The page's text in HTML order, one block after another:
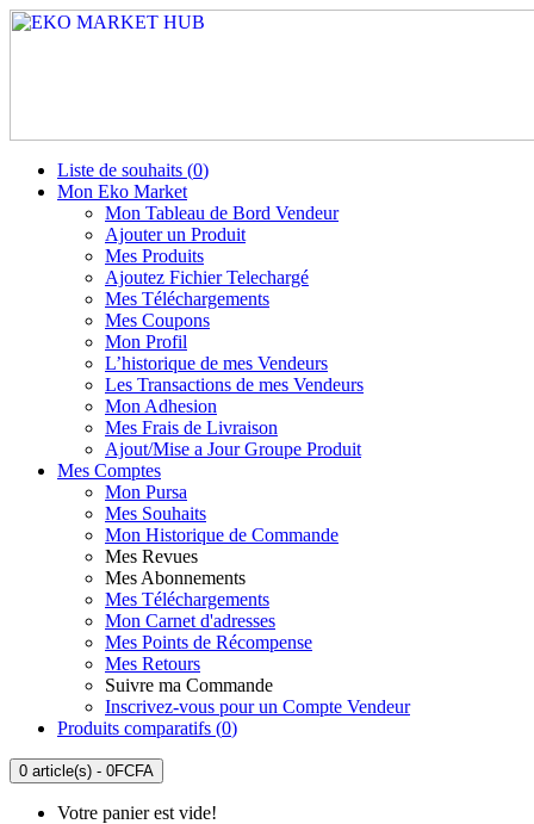
Liste de souhaits (0)
Mon Eko Market
Mon Tableau de Bord Vendeur
Ajouter un Produit
Mes Produits
Ajoutez Fichier Telechargé
Mes Téléchargements
Mes Coupons
Mon Profil
L’historique de mes Vendeurs
Les Transactions de mes Vendeurs
Mon Adhesion
Mes Frais de Livraison
Ajout/Mise a Jour Groupe Produit
Mes Comptes
Mon Pursa
Mes Souhaits
Mon Historique de Commande
Mes Revues
Mes Abonnements
Mes Téléchargements
Mon Carnet d'adresses
Mes Points de Récompense
Mes Retours
Suivre ma Commande
Inscrivez-vous pour un Compte Vendeur
Produits comparatifs (0)
0 article(s) - 0FCFA
Votre panier est vide!